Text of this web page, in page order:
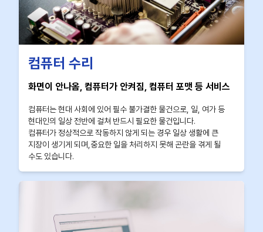
컴퓨터 수리
화면이 안나옴, 컴퓨터가 안켜짐, 컴퓨터 포맷 등 서비스
컴퓨터는 현대 사회에 있어 필수 불가결한 물건으로, 일, 여가 등
현대인의 일상 전반에 걸쳐 반드시 필요한 물건입니다.
컴퓨터가 정상적으로 작동하지 않게 되는 경우 일상 생활에 큰
지장이 생기게 되며,중요한 일을 처리하지 못해 곤란을 겪게 될
수도 있습니다.